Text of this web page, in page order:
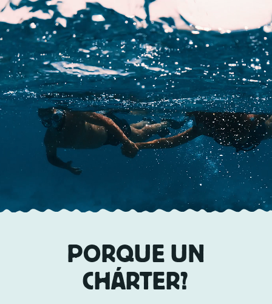
ES
VIAJES
CHARTER
ACERCA DE
CONSEJOS
PORQUE UN
CHÁRTER?